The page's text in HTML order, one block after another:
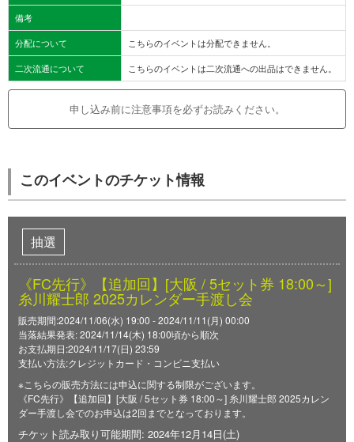
備考
分配について
こちらのイベントは分配できません。
二次流通について
こちらのイベントは二次流通への出品はできません。
申し込み前に注意事項を必ずお読みください。
このイベントのチケット情報
抽選
《FC先行》【追加回】[大阪 / 5セット券 18:00～]
糸川耀士郎 2025カレンダー手渡し会
販売期間:2024/11/06(水) 19:00 - 2024/11/11(月) 00:00
当落結果発表: 2024/11/14(木) 18:00頃から順次
お支払期日:2024/11/17(日) 23:59
支払い方法:クレジットカード・コンビニ支払い
※こちらの販売方法には申込に関する制限がございます。
《FC先行》【追加回】[大阪 / 5セット券 18:00～] 糸川耀士郎 2025カレン
ダー手渡し会でのお申込は2回までとなっております。
チケット読み取り可能期間: 2024年12月14日(土)